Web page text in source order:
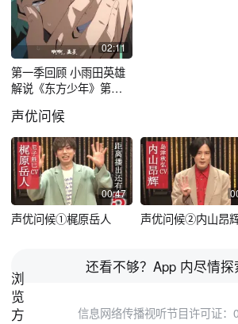
02:11
第一季回顾 小雨田英雄
解说《东方少年》第一
声优问候
00:47
声优问候①梶原岳人 声优问候②内山昂
还看不够？App 内尽情探
信息网络传播视听节目许可证：
浏
览